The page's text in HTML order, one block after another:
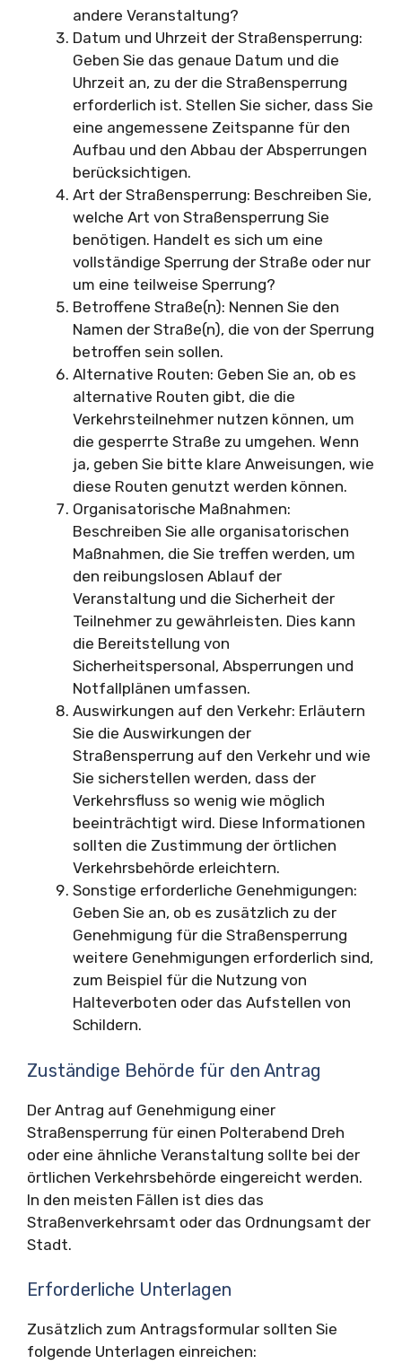
andere Veranstaltung?
Datum und Uhrzeit der Straßensperrung:
Geben Sie das genaue Datum und die
Uhrzeit an, zu der die Straßensperrung
erforderlich ist. Stellen Sie sicher, dass Sie
eine angemessene Zeitspanne für den
Aufbau und den Abbau der Absperrungen
berücksichtigen.
Art der Straßensperrung: Beschreiben Sie,
welche Art von Straßensperrung Sie
benötigen. Handelt es sich um eine
vollständige Sperrung der Straße oder nur
um eine teilweise Sperrung?
Betroffene Straße(n): Nennen Sie den
Namen der Straße(n), die von der Sperrung
betroffen sein sollen.
Alternative Routen: Geben Sie an, ob es
alternative Routen gibt, die die
Verkehrsteilnehmer nutzen können, um
die gesperrte Straße zu umgehen. Wenn
ja, geben Sie bitte klare Anweisungen, wie
diese Routen genutzt werden können.
Organisatorische Maßnahmen:
Beschreiben Sie alle organisatorischen
Maßnahmen, die Sie treffen werden, um
den reibungslosen Ablauf der
Veranstaltung und die Sicherheit der
Teilnehmer zu gewährleisten. Dies kann
die Bereitstellung von
Sicherheitspersonal, Absperrungen und
Notfallplänen umfassen.
Auswirkungen auf den Verkehr: Erläutern
Sie die Auswirkungen der
Straßensperrung auf den Verkehr und wie
Sie sicherstellen werden, dass der
Verkehrsfluss so wenig wie möglich
beeinträchtigt wird. Diese Informationen
sollten die Zustimmung der örtlichen
Verkehrsbehörde erleichtern.
Sonstige erforderliche Genehmigungen:
Geben Sie an, ob es zusätzlich zu der
Genehmigung für die Straßensperrung
weitere Genehmigungen erforderlich sind,
zum Beispiel für die Nutzung von
Halteverboten oder das Aufstellen von
Schildern.
Zuständige Behörde für den Antrag
Der Antrag auf Genehmigung einer
Straßensperrung für einen Polterabend Dreh
oder eine ähnliche Veranstaltung sollte bei der
örtlichen Verkehrsbehörde eingereicht werden.
In den meisten Fällen ist dies das
Straßenverkehrsamt oder das Ordnungsamt der
Stadt.
Erforderliche Unterlagen
Zusätzlich zum Antragsformular sollten Sie
folgende Unterlagen einreichen: